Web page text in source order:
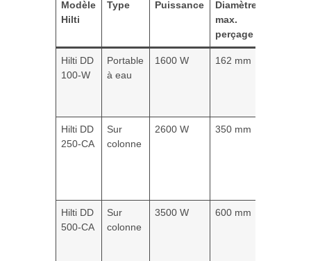
Modèle
Hilti
Type Puissance
Diamètre
max.
perçage
Hilti DD
100-W
Portable
à eau
1600 W 162 mm
Hilti DD
250-CA
Sur
colonne
2600 W 350 mm
Hilti DD
500-CA
Sur
colonne
3500 W 600 mm